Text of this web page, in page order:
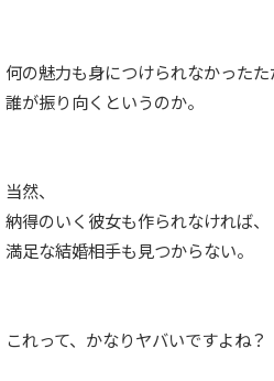
何の魅力も身につけられなかったた
誰が振り向くというのか。
当然、
納得のいく彼女も作られなければ、
満足な結婚相手も見つからない。
これって、かなりヤバいですよね？